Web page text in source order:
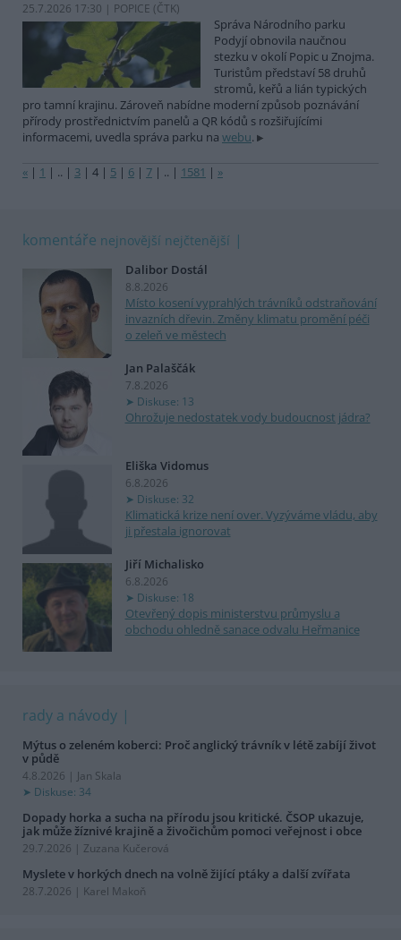
25.7.2026 17:30 | POPICE (ČTK)
Správa Národního parku
Podyjí obnovila naučnou
stezku v okolí Popic u Znojma.
Turistům představí 58 druhů
stromů, keřů a lián typických
pro tamní krajinu. Zároveň nabídne moderní způsob poznávání
přírody prostřednictvím panelů a QR kódů s rozšiřujícími
informacemi, uvedla správa parku na webu.
« | 1 | .. | 3 | 4 | 5 | 6 | 7 | .. | 1581 | »
komentáře nejnovější nejčtenější
Dalibor Dostál
8.8.2026
Místo kosení vyprahlých trávníků odstraňování
invazních dřevin. Změny klimatu promění péči
o zeleň ve městech
Jan Palaščák
7.8.2026
Diskuse: 13
Ohrožuje nedostatek vody budoucnost jádra?
Eliška Vidomus
6.8.2026
Diskuse: 32
Klimatická krize není over. Vyzýváme vládu, aby
ji přestala ignorovat
Jiří Michalisko
6.8.2026
Diskuse: 18
Otevřený dopis ministerstvu průmyslu a
obchodu ohledně sanace odvalu Heřmanice
rady a návody
Mýtus o zeleném koberci: Proč anglický trávník v létě zabíjí život
v půdě
4.8.2026 | Jan Skala
Diskuse: 34
Dopady horka a sucha na přírodu jsou kritické. ČSOP ukazuje,
jak může žíznivé krajině a živočichům pomoci veřejnost i obce
29.7.2026 | Zuzana Kučerová
Myslete v horkých dnech na volně žijící ptáky a další zvířata
28.7.2026 | Karel Makoň